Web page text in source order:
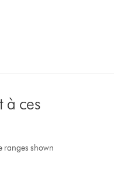
à ces
ranges shown